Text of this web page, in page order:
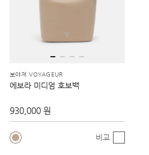
보야져 VOYAGEUR
에보라 미디엄 호보백
930,000 원
비교